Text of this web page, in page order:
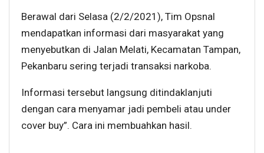
Berawal dari Selasa (2/2/2021), Tim Opsnal
mendapatkan informasi dari masyarakat yang
menyebutkan di Jalan Melati, Kecamatan Tampan,
Pekanbaru sering terjadi transaksi narkoba.
Informasi tersebut langsung ditindaklanjuti
dengan cara menyamar jadi pembeli atau under
cover buy”. Cara ini membuahkan hasil.